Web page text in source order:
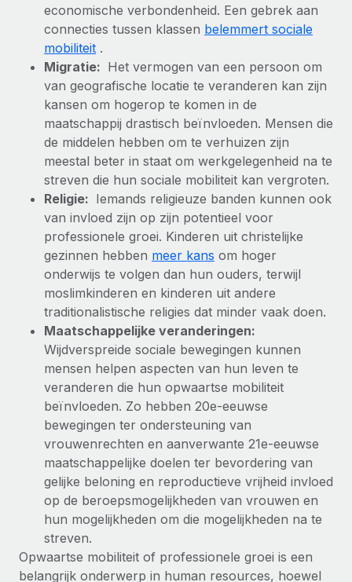
te helpen bij het aannemen, beheren en...
Meer informatie
Hoe Phiture 55 werknemers in 19 landen
beheert met Remote
Phiture, een toonaangevende leider in de wereldwijde
mobiele groeiadviessector, zet zich sinds 2016...
Meer informatie
economische verbondenheid. Een gebrek aan
connecties tussen klassen belemmert sociale
mobiliteit .
Migratie: Het vermogen van een persoon om
van geografische locatie te veranderen kan zijn
kansen om hogerop te komen in de
maatschappij drastisch beïnvloeden. Mensen die
de middelen hebben om te verhuizen zijn
meestal beter in staat om werkgelegenheid na te
streven die hun sociale mobiliteit kan vergroten.
Religie: Iemands religieuze banden kunnen ook
van invloed zijn op zijn potentieel voor
professionele groei. Kinderen uit christelijke
gezinnen hebben meer kans om hoger
onderwijs te volgen dan hun ouders, terwijl
moslimkinderen en kinderen uit andere
traditionalistische religies dat minder vaak doen.
Maatschappelijke veranderingen:
Wijdverspreide sociale bewegingen kunnen
mensen helpen aspecten van hun leven te
veranderen die hun opwaartse mobiliteit
beïnvloeden. Zo hebben 20e-eeuwse
bewegingen ter ondersteuning van
vrouwenrechten en aanverwante 21e-eeuwse
maatschappelijke doelen ter bevordering van
gelijke beloning en reproductieve vrijheid invloed
op de beroepsmogelijkheden van vrouwen en
hun mogelijkheden om die mogelijkheden na te
streven.
Opwaartse mobiliteit of professionele groei is een
belangrijk onderwerp in human resources, hoewel